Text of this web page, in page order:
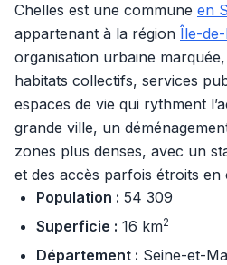
Chelles est une commune en
appartenant à la région Île-
organisation urbaine
habitats collectifs, services
espaces de vie qui rythment
grande ville, un
zones plus denses, avec un
et des accès parfois étroits en
Population : 54 309
Superficie : 16 km2
Département : Seine-et-